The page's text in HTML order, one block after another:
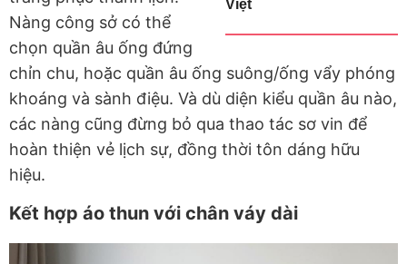
Việt
Nàng công sở có thể
chọn quần âu ống đứng
chỉn chu, hoặc quần âu ống suông/ống vẩy phóng
khoáng và sành điệu. Và dù diện kiểu quần âu nào,
các nàng cũng đừng bỏ qua thao tác sơ vin để
hoàn thiện vẻ lịch sự, đồng thời tôn dáng hữu
hiệu.
Kết hợp áo thun với chân váy dài